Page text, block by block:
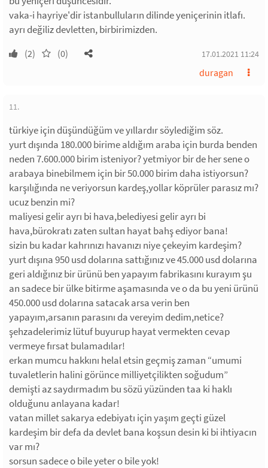
vaka-i hayriye'dir istanbulluların dilinde yeniçerinin itlafı.
ayrı değiliz devletten, birbirimizden.
(2) (0) 17.01.2021 11:24
duragan
11.
türkiye için düşündüğüm ve yıllardır söylediğim söz.
yurt dışında 180.000 birime aldığım araba için burda benden
neden 7.600.000 birim isteniyor? yetmiyor bir de her sene o
arabaya binebilmem için bir 50.000 birim daha istiyorsun?
karşılığında ne veriyorsun kardeş,yollar köprüler parasız mı?
ucuz benzin mi?
maliyesi gelir ayrı bi hava,belediyesi gelir ayrı bi
hava,bürokratı zaten sultan hayat bahş ediyor bana!
sizin bu kadar kahrınızı havanızı niye çekeyim kardeşim?
yurt dışına 950 usd dolarına sattığınız ve 45.000 usd dolarına
geri aldığınız bir ürünü ben yapayım fabrikasını kurayım şu
an sadece bir ülke bitirme aşamasında ve o da bu yeni ürünü
450.000 usd dolarına satacak arsa verin ben
yapayım,arsanın parasını da vereyim dedim,netice?
şehzadelerimiz lütuf buyurup hayat vermekten cevap
vermeye fırsat bulamadılar!
erkan mumcu hakkını helal etsin geçmiş zaman “umumi
tuvaletlerin halini görünce milliyetçilikten soğudum”
demişti az saydırmadım bu sözü yüzünden taa ki haklı
olduğunu anlayana kadar!
vatan millet sakarya edebiyatı için yaşım geçti güzel
kardeşim bir defa da devlet bana koşsun desin ki bi ihtiyacın
var mı?
sorsun sadece o bile yeter o bile yok!